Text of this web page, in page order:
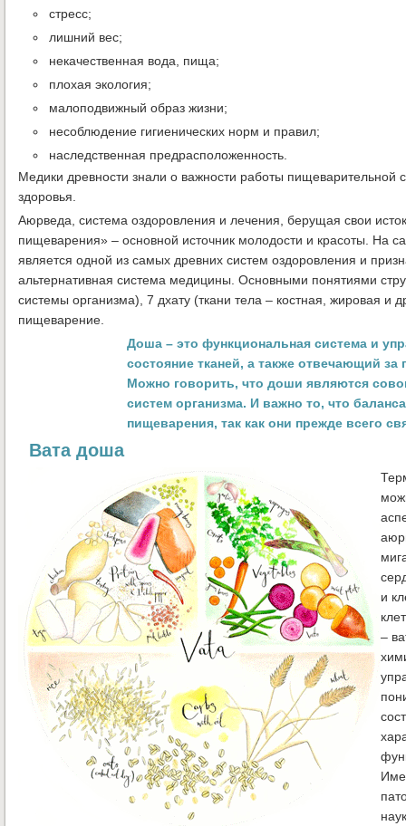
стресс;
лишний вес;
некачественная вода, пища;
плохая экология;
малоподвижный образ жизни;
несоблюдение гигиенических норм и правил;
наследственная предрасположенность.
Медики древности знали о важности работы
здоровья.
Аюрведа, система оздоровления и лечения, берущая свои
пищеварения» – основной источник молодости и красоты. На
является одной из самых древних систем оздоровления и
альтернативная система медицины. Основными понятиями
системы организма), 7 дхату (ткани тела – костная, жировая и
пищеварение.
Доша – это функциональная система и
состояние тканей, а также отвечающий
Можно говорить, что доши являются
систем организма. И важно то, что
пищеварения, так как они прежде всего
Вата доша
и
–